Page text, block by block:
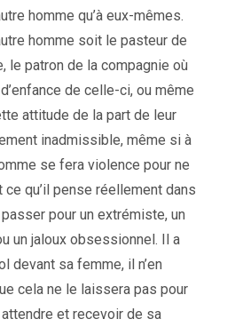
homme qu’à eux-mêmes.
homme soit le pasteur de
le patron de la compagnie où
de celle-ci, ou même
attitude de la part de leur
inadmissible, même si à
se fera violence pour ne
qu’il pense réellement dans
pour un extrémiste, un
un jaloux obsessionnel. Il a
devant sa femme, il n’en
cela ne le laissera pas pour
et recevoir de sa